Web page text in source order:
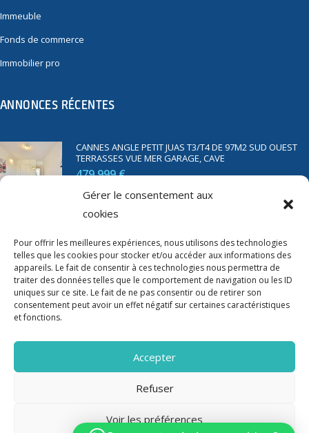
Gérer le consentement aux
cookies
Pour offrir les meilleures expériences, nous utilisons des technologies
telles que les cookies pour stocker et/ou accéder aux informations des
appareils. Le fait de consentir à ces technologies nous permettra de
traiter des données telles que le comportement de navigation ou les ID
uniques sur ce site. Le fait de ne pas consentir ou de retirer son
consentement peut avoir un effet négatif sur certaines caractéristiques
et fonctions.
Accepter
Refuser
Voir les préférences
Immeuble
Fonds de commerce
Immobilier pro
ANNONCES RÉCENTES
CANNES ANGLE PETIT JUAS T3/T4 DE 97M2 SUD OUEST
TERRASSES VUE MER GARAGE, CAVE
479 999 €
TERRASSE PARKING
350 000 €
2020-2023 Riviera Immo - Tous Droits réservés -Mentions Légales